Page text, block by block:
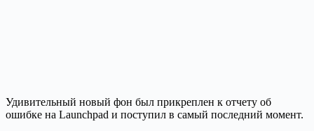
Удивительный новый фон был прикреплен к отчету об
ошибке на Launchpad и поступил в самый последний момент.